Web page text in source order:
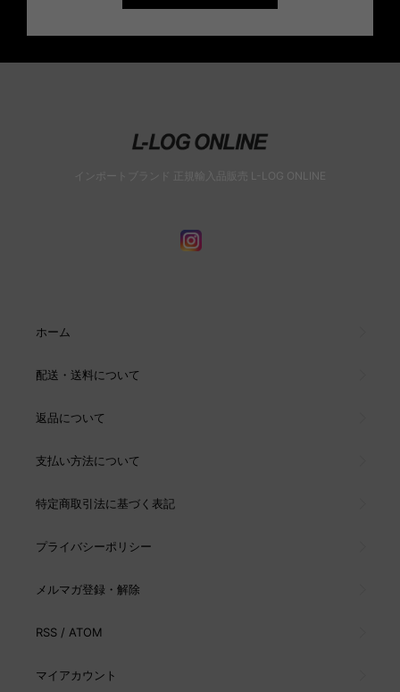
インポートブランド 正規輸入品販売 L-LOG ONLINE
ホーム
配送・送料について
返品について
支払い方法について
特定商取引法に基づく表記
プライバシーポリシー
メルマガ登録・解除
RSS / ATOM
マイアカウント